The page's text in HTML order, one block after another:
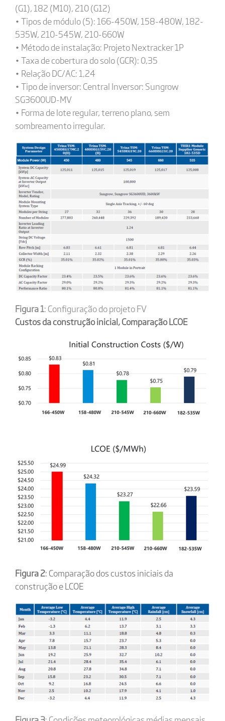
(G1), 182 (M10), 210 (G12)
• Tipos de módulo (5): 166-450W, 158-480W, 182-
535W, 210-545W, 210-660W
• Método de instalação: Projeto Nextracker 1P
• Taxa de cobertura do solo (GCR): 0,35
• Relação DC/AC: 1,24
• Tipo de inversor: Central Inversor: Sungrow
SG3600UD-MV
• Forma de lote regular, terreno plano, sem
sombreamento irregular.
Figura 1: Configuração do projeto FV
Custos da construção inicial, Comparação LCOE
Figura 2: Comparação dos custos iniciais da
construção e LCOE